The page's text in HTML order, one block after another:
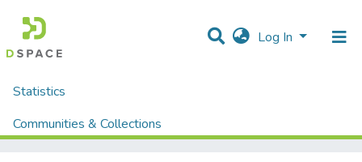
Log In
Statistics
Communities & Collections
Home
L’absorption lexicale dans le discours journalistique cas de propagande électorale